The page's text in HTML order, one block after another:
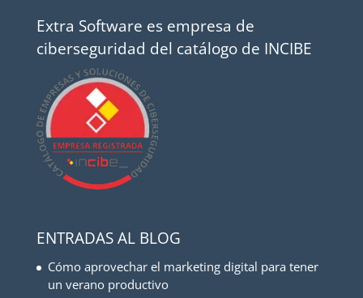
Extra Software es empresa de
ciberseguridad del catálogo de INCIBE
ENTRADAS AL BLOG
Cómo aprovechar el marketing digital para tener
un verano productivo